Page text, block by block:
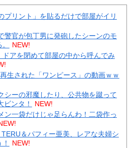
プリント」を貼るだけで部屋がイリ
警官が包丁男に発砲したシーンのモ
NEW!
アを閉めて部屋の中から呼んでみ
生された「ワンピース」の動画ｗｗ
シーの邪魔したり、公共物を蹴って
ンタ！
NEW!
ン一袋だけじゃ足らんわ！二袋作っ
TERU＆パフィー亜美、レアな夫婦シ
NEW!